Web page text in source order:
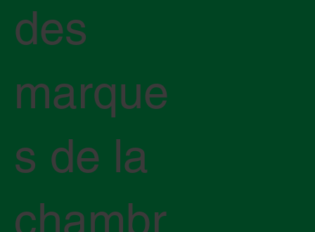
des
marque
s de la
chambr